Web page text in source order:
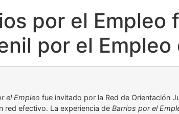
por el
por el Empleo
el Empleo fue invitado por la Red de Orientación
red efectivo. La experiencia de Barrios por el